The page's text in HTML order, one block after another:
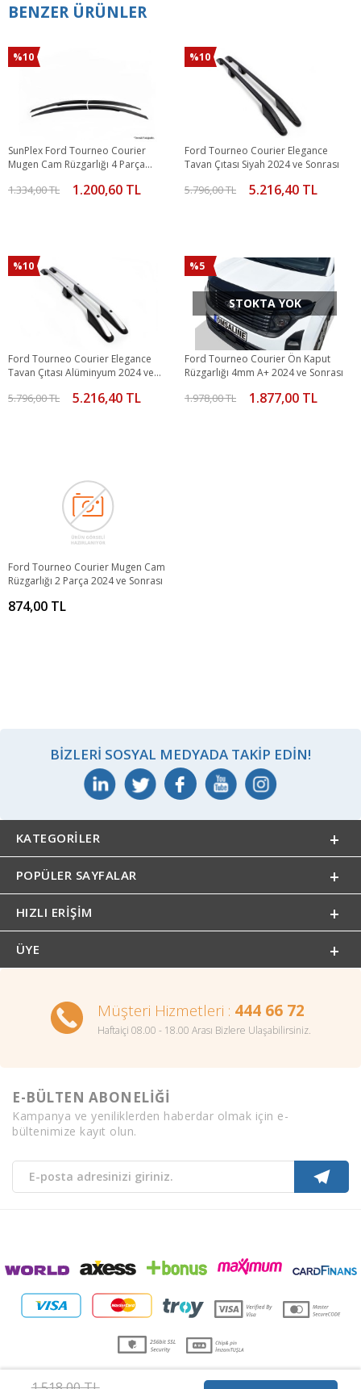
BENZER ÜRÜNLER
%10
SunPlex Ford Tourneo Courier
Mugen Cam Rüzgarlığı 4 Parça
1.334,00 TL 1.200,60 TL
%10
Ford Tourneo Courier Elegance
Tavan Çıtası Siyah 2024 ve Sonrası
5.796,00 TL 5.216,40 TL
%10
Ford Tourneo Courier Elegance
Tavan Çıtası Alüminyum 2024 ve
5.796,00 TL 5.216,40 TL
%5
STOKTA YOK
Ford Tourneo Courier Ön Kaput
Rüzgarlığı 4mm A+ 2024 ve Sonrası
1.978,00 TL 1.877,00 TL
Ford Tourneo Courier Mugen Cam
Rüzgarlığı 2 Parça 2024 ve Sonrası
874,00 TL
BIZLERI SOSYAL MEDYADA TAKIP EDIN!
KATEGORILER
POPÜLER SAYFALAR
HIZLI ERIŞIM
ÜYE
Müşteri Hizmetleri : 444 66 72
Haftaiçi 08.00 - 18.00 Arası Bizlere Ulaşabilirsiniz.
E-BÜLTEN ABONELİĞİ
Kampanya ve yeniliklerden haberdar olmak için e-
bültenimize kayıt olun.